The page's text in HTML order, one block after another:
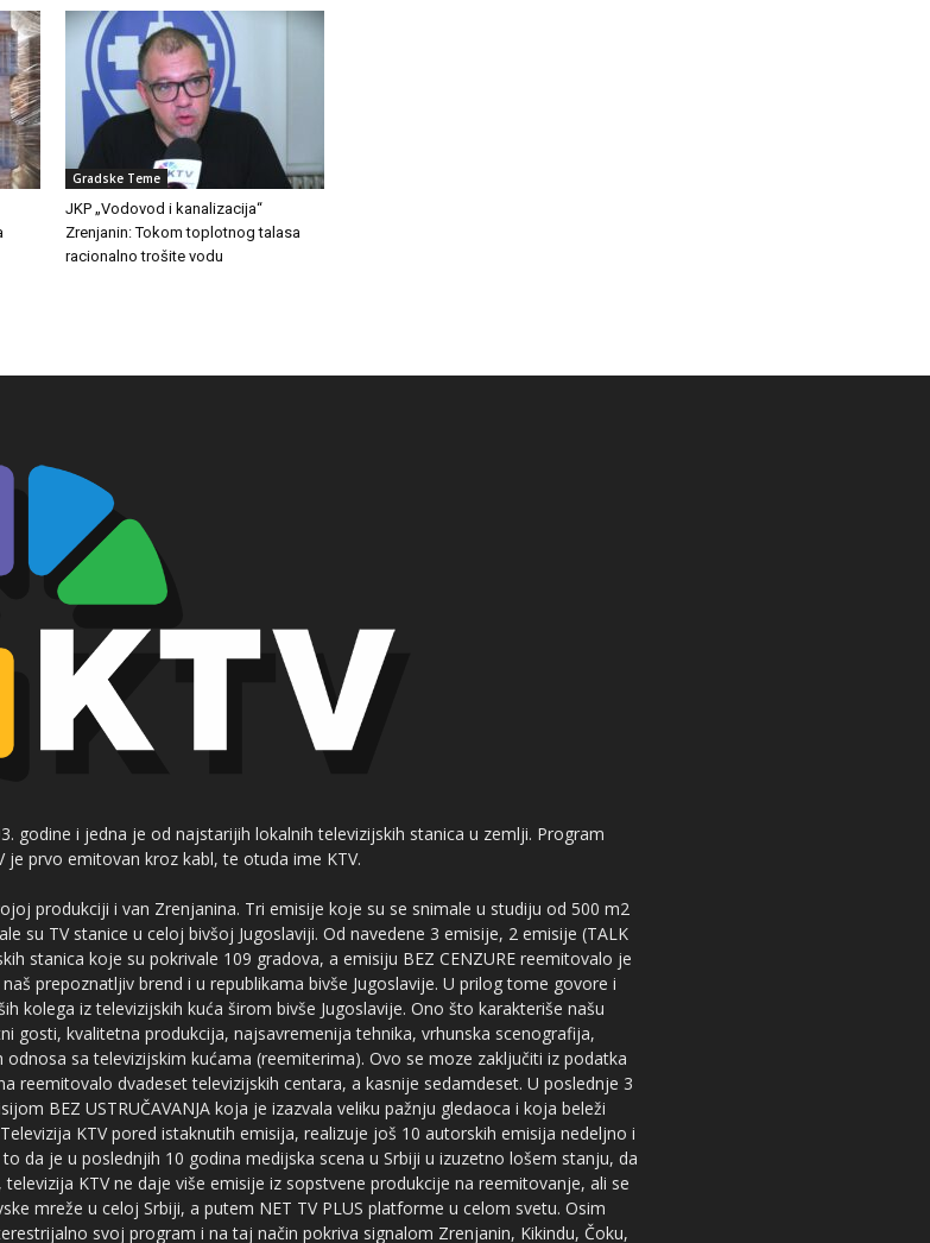
Gradske Teme
JKP „Vodovod i kanalizacija“
Zrenjanin: Tokom toplotnog talasa
racionalno trošite vodu
godine i jedna je od najstarijih lokalnih televizijskih stanica u zemlji. Program
je prvo emitovan kroz kabl, te otuda ime KTV.
produkciji i van Zrenjanina. Tri emisije koje su se snimale u studiju od 500 m2
su TV stanice u celoj bivšoj Jugoslaviji. Od navedene 3 emisije, 2 emisije (TALK
stanica koje su pokrivale 109 gradova, a emisiju BEZ CENZURE reemitovalo je
prepoznatljiv brend i u republikama bivše Jugoslavije. U prilog tome govore i
kolega iz televizijskih kuća širom bivše Jugoslavije. Ono što karakteriše našu
gosti, kvalitetna produkcija, najsavremenija tehnika, vrhunska scenografija,
sa televizijskim kućama (reemiterima). Ovo se moze zaključiti iz podatka
reemitovalo dvadeset televizijskih centara, a kasnije sedamdeset. U poslednje 3
BEZ USTRUČAVANJA koja je izazvala veliku pažnju gledaoca i koja beleži
KTV pored istaknutih emisija, realizuje još 10 autorskih emisija nedeljno i
da je u poslednjih 10 godina medijska scena u Srbiji u izuzetno lošem stanju, da
KTV ne daje više emisije iz sopstvene produkcije na reemitovanje, ali se
mreže u celoj Srbiji, a putem NET TV PLUS platforme u celom svetu. Osim
svoj program i na taj način pokriva signalom Zrenjanin, Kikindu, Čoku,